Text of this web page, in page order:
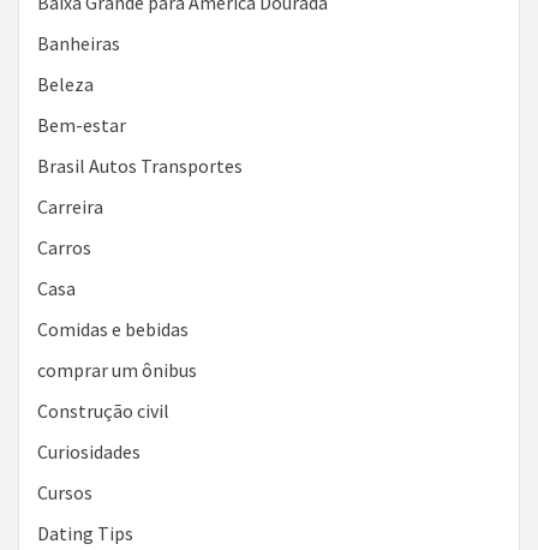
Banheiras
Beleza
Bem-estar
Brasil Autos Transportes
Carreira
Carros
Casa
Comidas e bebidas
comprar um ônibus
Construção civil
Curiosidades
Cursos
Dating Tips